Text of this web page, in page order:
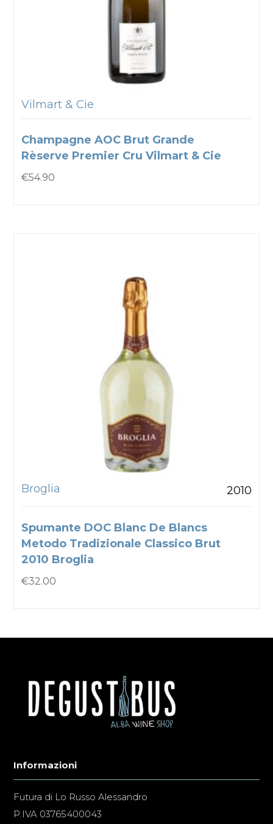
Vilmart & Cie
Champagne AOC Brut Grande
Rèserve Premier Cru Vilmart & Cie
€54.90
Broglia 2010
Spumante DOC Blanc De Blancs
Metodo Tradizionale Classico Brut
2010 Broglia
€32.00
Informazioni
Futura di Lo Russo Alessandro
P.IVA 03765400043